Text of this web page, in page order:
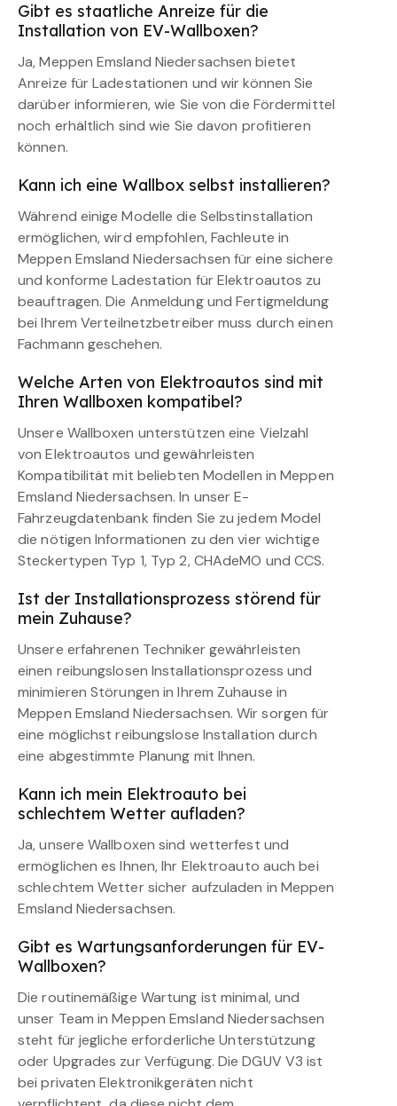
Gibt es staatliche Anreize für die
Installation von EV-Wallboxen?
Ja, Meppen Emsland Niedersachsen bietet
Anreize für Ladestationen und wir können Sie
darüber informieren, wie Sie von die Fördermittel
noch erhältlich sind wie Sie davon profitieren
können.
Kann ich eine Wallbox selbst installieren?
Während einige Modelle die Selbstinstallation
ermöglichen, wird empfohlen, Fachleute in
Meppen Emsland Niedersachsen für eine sichere
und konforme Ladestation für Elektroautos zu
beauftragen. Die Anmeldung und Fertigmeldung
bei Ihrem Verteilnetzbetreiber muss durch einen
Fachmann geschehen.
Welche Arten von Elektroautos sind mit
Ihren Wallboxen kompatibel?
Unsere Wallboxen unterstützen eine Vielzahl
von Elektroautos und gewährleisten
Kompatibilität mit beliebten Modellen in Meppen
Emsland Niedersachsen. In unser E-
Fahrzeugdatenbank finden Sie zu jedem Model
die nötigen Informationen zu den vier wichtige
Steckertypen Typ 1, Typ 2, CHAdeMO und CCS.
Ist der Installationsprozess störend für
mein Zuhause?
Unsere erfahrenen Techniker gewährleisten
einen reibungslosen Installationsprozess und
minimieren Störungen in Ihrem Zuhause in
Meppen Emsland Niedersachsen. Wir sorgen für
eine möglichst reibungslose Installation durch
eine abgestimmte Planung mit Ihnen.
Kann ich mein Elektroauto bei
schlechtem Wetter aufladen?
Ja, unsere Wallboxen sind wetterfest und
ermöglichen es Ihnen, Ihr Elektroauto auch bei
schlechtem Wetter sicher aufzuladen in Meppen
Emsland Niedersachsen.
Gibt es Wartungsanforderungen für EV-
Wallboxen?
Die routinemäßige Wartung ist minimal, und
unser Team in Meppen Emsland Niedersachsen
steht für jegliche erforderliche Unterstützung
oder Upgrades zur Verfügung. Die DGUV V3 ist
bei privaten Elektronikgeräten nicht